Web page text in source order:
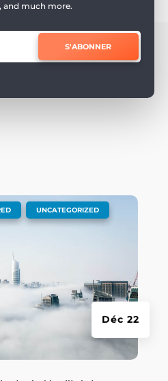
and much more.
S'ABONNER
Déc 22
UNCATEGORIZED